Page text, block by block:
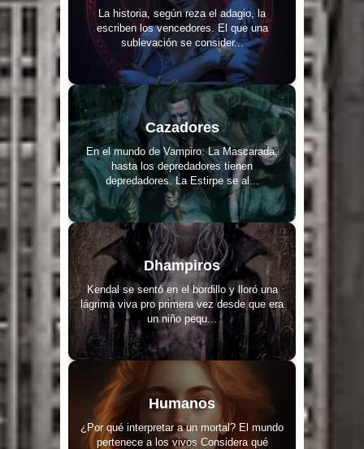
La historia, según reza el adagio, la
escriben los vencedores. El que una
sublevación se consider...
Cazadores
En el mundo de Vampiro: La Mascarada,
hasta los depredadores tienen
depredadores. La Estirpe se al...
Dhampiros
Kendal se sentó en el bordillo y lloró una
lágrima viva pro primera vez desde que era
un niño pequ...
Humanos
¿Por qué interpretar a un mortal? El mundo
pertenece a los vivos Considera qué